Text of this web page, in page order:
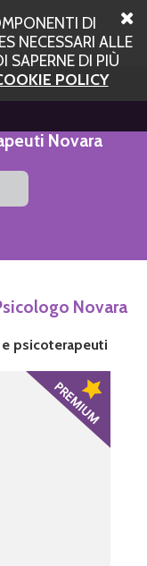
DI
NECESSARI ALLE
SAPERNE DI PIÙ
POLICY
Novara
Novara
psicoterapeuti